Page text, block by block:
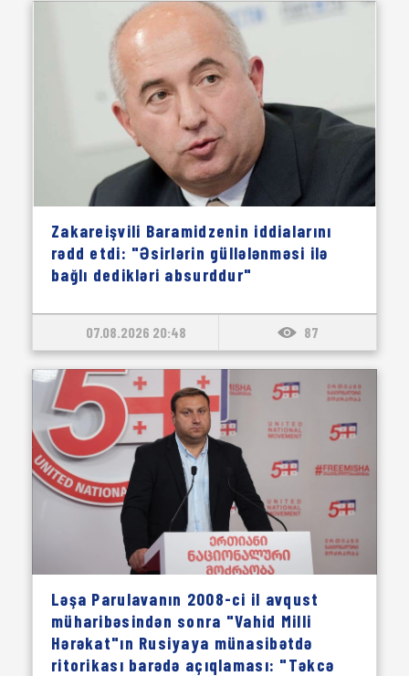
Zakareişvili Baramidzenin iddialarını
rədd etdi: "Əsirlərin güllələnməsi ilə
bağlı dedikləri absurddur"
07.08.2026 20:48 87
Ləşa Parulavanın 2008-ci il avqust
müharibəsindən sonra "Vahid Milli
Hərəkat"ın Rusiyaya münasibətdə
ritorikası barədə açıqlaması: "Təkcə